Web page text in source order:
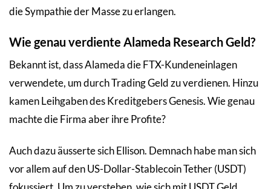
die Sympathie der Masse zu erlangen.
Wie genau verdiente Alameda Research Geld?
Bekannt ist, dass Alameda die FTX-Kundeneinlagen
verwendete, um durch Trading Geld zu verdienen. Hinzu
kamen Leihgaben des Kreditgebers Genesis. Wie genau
machte die Firma aber ihre Profite?
Auch dazu äusserte sich Ellison. Demnach habe man sich
vor allem auf den US-Dollar-Stablecoin Tether (USDT)